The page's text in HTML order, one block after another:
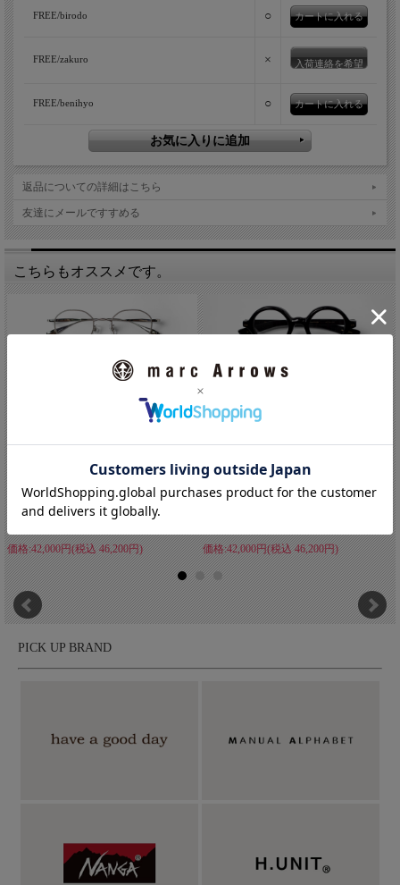
FREE/birodo ○
FREE/zakuro × 入荷連絡を希望
FREE/benihyo ○
返品についての詳細はこちら
友達にメールですすめる
こちらもオススメです。
辻眼鏡 国松謹製 オクタゴンフレーム
チ...
価格:42,000円(税込 46,200円)
金治郎 ラウンドフレーム セルロイド
価格:42,000円(税込 46,200円)
PICK UP BRAND